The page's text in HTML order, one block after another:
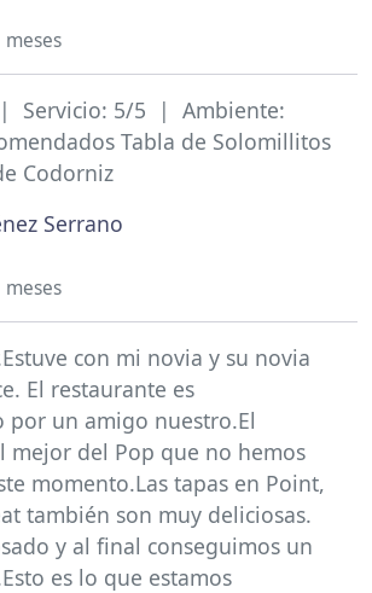
meses
Servicio: 5/5 | Ambiente:
Tabla de Solomillitos
Codorniz
Serrano
meses
con mi novia y su novia
El restaurante es
por un amigo nuestro.El
mejor del Pop que no hemos
momento.Las tapas en Point,
también son muy deliciosas.
y al final conseguimos un
es lo que estamos